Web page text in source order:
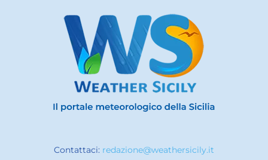
Contattaci: redazione@weathersicily.it